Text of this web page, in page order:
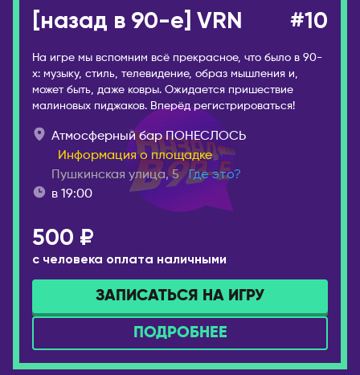
Новосибирск
Новый Уренгой
Обнинск
Озёрск
Октябрьский
Орёл
Оренбург
Пермь
Петропавловск-
Камчатский
Пятигорск
Виннипег
Монреаль
Оттава
Торонто
Эдмонтон
КИПР
Лимассол
Гуанчжоу
Пекин
Шанхай
[назад в 90-е] VRN #10
На игре мы вспомним всё прекрасное, что было в 90-
х: музыку, стиль, телевидение, образ мышления и,
может быть, даже ковры. Ожидается пришествие
малиновых пиджаков. Вперёд регистрироваться!
Атмосферный бар ПОНЕСЛОСЬ
Информация о площадке
Пушкинская улица, 5 Где это?
в 19:00
500 ₽
с человека оплата наличными
ЗАПИСАТЬСЯ НА ИГРУ
ПОДРОБНЕЕ